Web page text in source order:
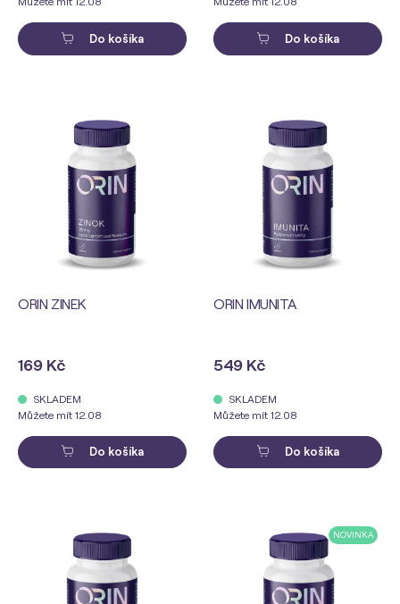
Do košíka Do košíka
ORIN ZINEK
169 Kč
SKLADEM
Můžete mít 12.08
Do košíka
ORIN IMUNITA
549 Kč
SKLADEM
Můžete mít 12.08
Do košíka
NOVINKA